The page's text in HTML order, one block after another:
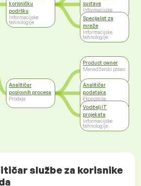
korisničku
podršku
Informacijske
tehnologije
Analitičar
poslovnih procesa
Prodaja
sustava
Informacijske
tehnologije
Specijalist za
mreže
Informacijske
tehnologije
Product owner
Menadžerski posao
Analitičar
podataka
Ekonomija,
financije,
računovodstvo
Voditelj IT
projekata
Informacijske
tehnologije
službe za korisnike